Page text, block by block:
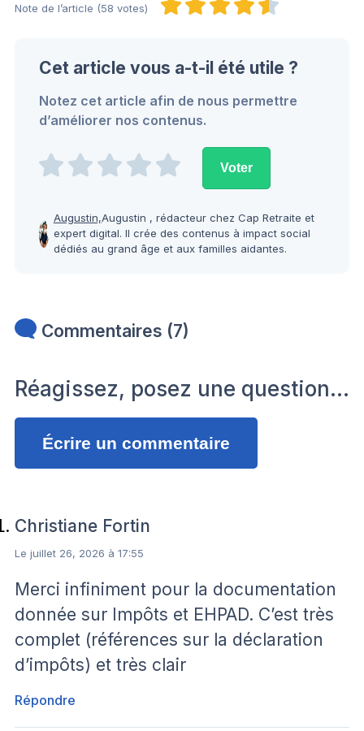
Note de l’article (58 votes)
Cet article vous a-t-il été utile ?
Notez cet article afin de nous permettre
d’améliorer nos contenus.
Augustin,Augustin , rédacteur chez Cap Retraite et
expert digital. Il crée des contenus à impact social
dédiés au grand âge et aux familles aidantes.
Commentaires (7)
Réagissez, posez une question…
Écrire un commentaire
Christiane Fortin
Le juillet 26, 2026 à 17:55
Merci infiniment pour la documentation
donnée sur Impôts et EHPAD. C’est très
complet (références sur la déclaration
d’impôts) et très clair
Répondre